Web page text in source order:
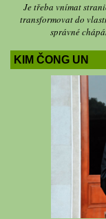
Je třeba vnímat
transformovat do
správné
KIM ČONG UN